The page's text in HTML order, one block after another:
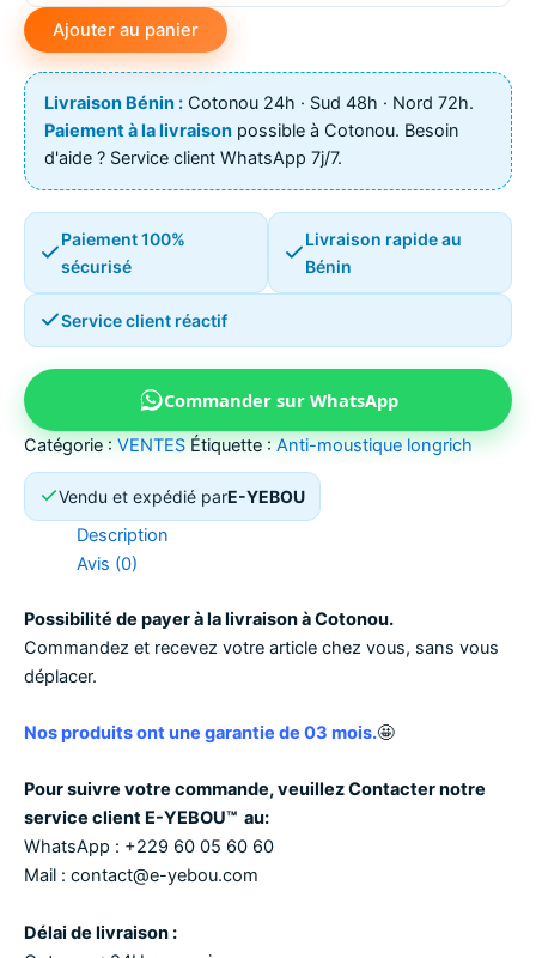
Anti-
moustique
longrich
Ajouter au panier
Livraison Bénin : Cotonou 24h · Sud 48h · Nord 72h.
Paiement à la livraison possible à Cotonou. Besoin
d'aide ? Service client WhatsApp 7j/7.
Paiement 100%
sécurisé
Livraison rapide au
Bénin
Service client réactif
Commander sur WhatsApp
Catégorie :VENTES Étiquette :Anti-moustique longrich
Vendu et expédié parE-YEBOU
Description
Avis (0)
Possibilité de payer à la livraison à Cotonou.
Commandez et recevez votre article chez vous, sans vous
déplacer.
Nos produits ont une garantie de 03 mois.🤩
Pour suivre votre commande, veuillez Contacter notre
service client E-YEBOU™ au:
WhatsApp : +229 60 05 60 60
Mail : contact@e-yebou.com
Délai de livraison :